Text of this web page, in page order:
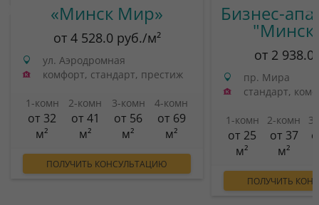
«Минск Мир»
от 4 528.0 руб./м²
ул. Аэродромная
комфорт, стандарт, престиж
1-комн
от 32
м²
2-комн
от 41
м²
3-комн
от 56
м²
4-комн
от 69
м²
ПОЛУЧИТЬ КОНСУЛЬТАЦИЮ
Бизнес-
от 2
пр. Мира
стандарт,
1-комн
от 25
м²
2-комн
от 37
м²
ПОЛУЧИТЬ